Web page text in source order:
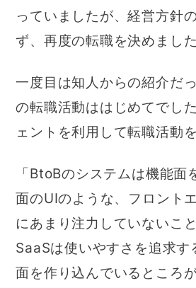
っていましたが、経営方針
ず、再度の転職を決めました
一度目は知人からの紹介だ
の転職活動ははじめてでし
ェントを利用して転職活動
「BtoBのシステムは機能面
面のUIのような、フロント
にあまり注力していないこ
SaaSは使いやすさを追求す
面を作り込んでいるところ